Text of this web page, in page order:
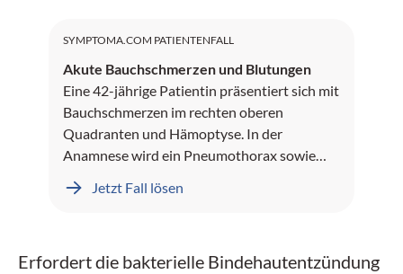
SYMPTOMA.COM PATIENTENFALL
Akute Bauchschmerzen und Blutungen
Eine 42-jährige Patientin präsentiert sich mit
Bauchschmerzen im rechten oberen
Quadranten und Hämoptyse. In der
Anamnese wird ein Pneumothorax sowie
Jetzt Fall lösen
Erfordert die bakterielle Bindehautentzündung